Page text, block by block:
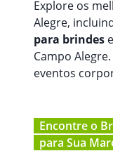
Explore os
Alegre,
para brindes e
Campo
eventos
Encontre o
para Sua